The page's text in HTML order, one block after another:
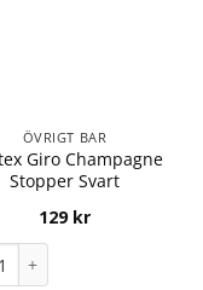
ÖVRIGT BAR
Giro Champagne
Stopper Svart
129 kr